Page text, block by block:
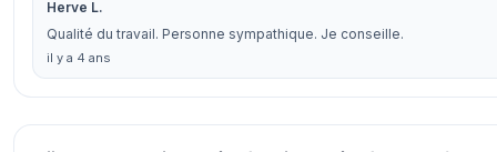
Herve L.
Qualité du travail. Personne sympathique. Je conseille.
il y a 4 ans